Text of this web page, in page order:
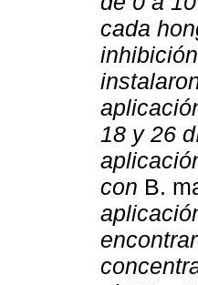
cada
18 y 26
con B.